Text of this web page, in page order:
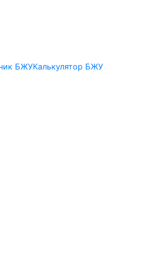
БЖУКалькулятор БЖУ